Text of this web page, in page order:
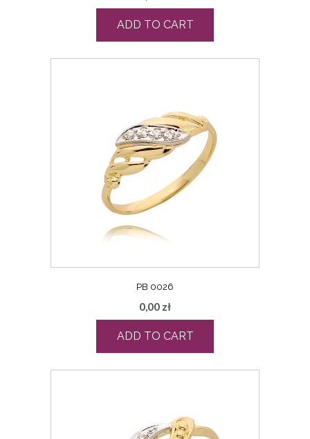
ADD TO CART
PB 0026
0,00 zł
ADD TO CART